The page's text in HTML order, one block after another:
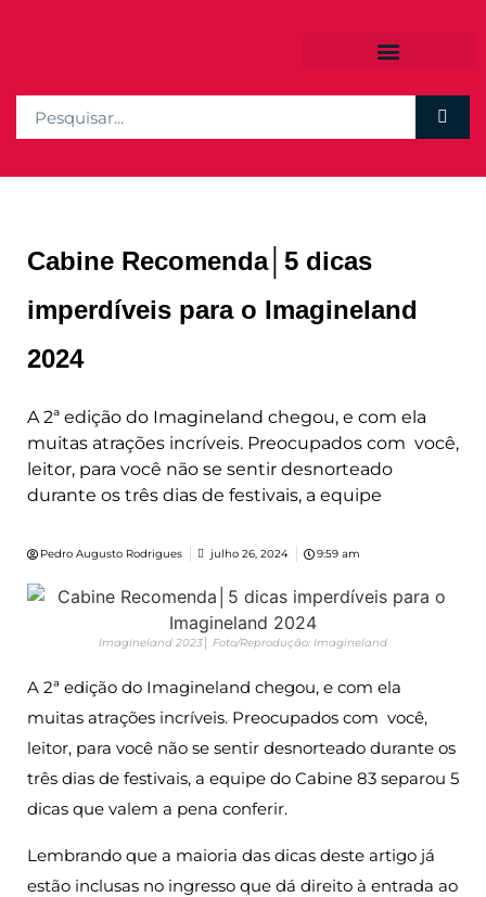
Cabine Recomenda│5 dicas
imperdíveis para o Imagineland
2024
A 2ª edição do Imagineland chegou, e com ela
muitas atrações incríveis. Preocupados com você,
leitor, para você não se sentir desnorteado
durante os três dias de festivais, a equipe
Pedro Augusto Rodrigues julho 26, 2024 9:59 am
Imagineland 2023│ Foto/Reprodução: Imagineland
A 2ª edição do Imagineland chegou, e com ela
muitas atrações incríveis. Preocupados com você,
leitor, para você não se sentir desnorteado durante os
três dias de festivais, a equipe do Cabine 83 separou 5
dicas que valem a pena conferir.
Lembrando que a maioria das dicas deste artigo já
estão inclusas no ingresso que dá direito à entrada ao